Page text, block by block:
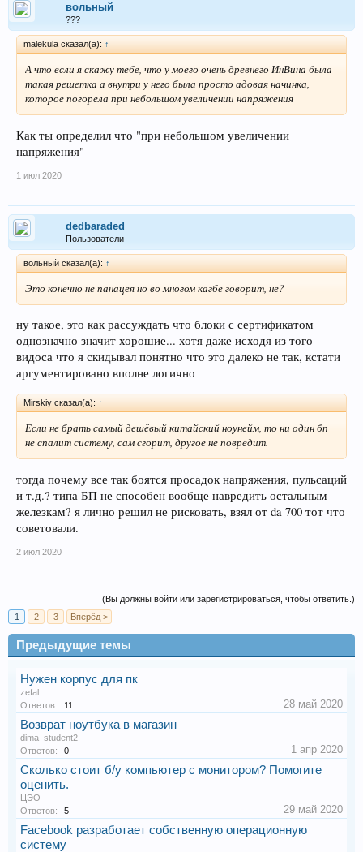
вольный
???
malekula сказал(а): ↑
А что если я скажу тебе, что у моего очень древнего ИнВина была
такая решетка а внутри у него была просто адовая начинка,
которое погорела при небольшом увеличении напряжения
Как ты определил что "при небольшом увеличении
напряжения"
1 июл 2020
dedbaraded
Пользователи
вольный сказал(а): ↑
Это конечно не панацея но во многом кагбе говорит, не?
ну такое, это как рассуждать что блоки с сертификатом
однозначно значит хорошие... хотя даже исходя из того
видоса что я скидывал понятно что это далеко не так, кстати
аргументировано вполне логично
Mirskiy сказал(а): ↑
Если не брать самый дешёвый китайский ноунейм, то ни один бп
не спалит систему, сам сгорит, другое не повредит.
тогда почему все так боятся просадок напряжения, пульсаций
и т.д.? типа БП не способен вообще навредить остальным
железкам? я лично решил не рисковать, взял от da 700 тот что
советовали.
2 июл 2020
(Вы должны войти или зарегистрироваться, чтобы ответить.)
1
2 3 Вперёд >
Предыдущие темы
Нужен корпус для пк
zefal
Ответов:
11 28 май 2020
Возврат ноутбука в магазин
dima_student2
Ответов:
0 1 апр 2020
Сколько стоит б/у компьютер с монитором? Помогите
оценить.
ЦЭО
Ответов:
5 29 май 2020
Facebook разработает собственную операционную
систему